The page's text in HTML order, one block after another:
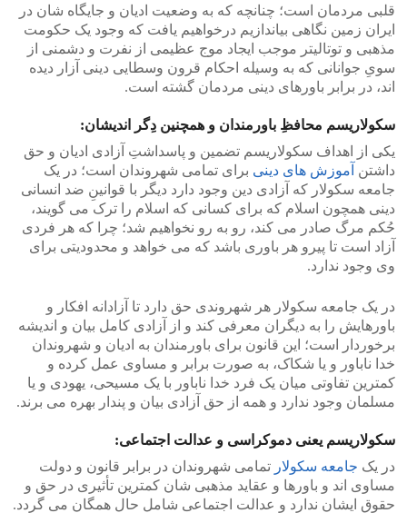
قلبی مردمان است؛ چنانچه که به وضعیت ادیان و جایگاه شان در
ایران زمین نگاهی بیاندازیم درخواهیم یافت که وجود یک حکومت
مذهبی و توتالیتر موجب ایجاد موج عظیمی از نفرت و دشمنی از
سویِ جوانانی که به وسیله احکام قرون وسطایی دینی آزار دیده
اند، در برابر باورهای دینی مردمان گشته است.
سکولاریسم محافظِ باورمندان و همچنین دِگر اندیشان:
یکی از اهداف سکولاریسم تضمین و پاسداشتِ آزادی ادیان و حق
داشتن آموزش های دینی برای تمامی شهروندان است؛ در یک
جامعه سکولار که آزادی دین وجود دارد دیگر با قوانینِ ضد انسانی
دینی همچون اسلام که برای کسانی که اسلام را ترک می گویند،
حُکم مرگ صادر می کند، رو به رو نخواهیم شد؛ چرا که هر فردی
آزاد است تا پیرو هر باوری باشد که می خواهد و محدودیتی برای
وی وجود ندارد.
در یک جامعه سکولار هر شهروندی حق دارد تا آزادانه افکار و
باورهایش را به دیگران معرفی کند و از آزادی کامل بیان و اندیشه
برخوردار است؛ این قانون برای باورمندان به ادیان و شهروندان
خدا ناباور و یا شکاک، به صورت برابر و مساوی عمل کرده و
کمترین تفاوتی میان یک فرد خدا ناباور با یک مسیحی، یهودی و یا
مسلمان وجود ندارد و همه از حق آزادی بیان و پندار بهره می برند.
سکولاریسم یعنی دموکراسی و عدالت اجتماعی:
در یک جامعه سکولار تمامی شهروندان در برابر قانون و دولت
مساوی اند و باورها و عقاید مذهبی شان کمترین تأثیری در حق و
حقوق ایشان ندارد و عدالت اجتماعی شامل حال همگان می گردد.